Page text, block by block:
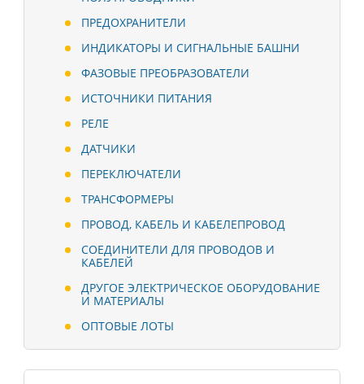
ПРЕДОХРАНИТЕЛИ
ИНДИКАТОРЫ И СИГНАЛЬНЫЕ БАШНИ
ФАЗОВЫЕ ПРЕОБРАЗОВАТЕЛИ
ИСТОЧНИКИ ПИТАНИЯ
РЕЛЕ
ДАТЧИКИ
ПЕРЕКЛЮЧАТЕЛИ
ТРАНСФОРМЕРЫ
ПРОВОД, КАБЕЛЬ И КАБЕЛЕПРОВОД
СОЕДИНИТЕЛИ ДЛЯ ПРОВОДОВ И
КАБЕЛЕЙ
ДРУГОЕ ЭЛЕКТРИЧЕСКОЕ ОБОРУДОВАНИЕ
И МАТЕРИАЛЫ
ОПТОВЫЕ ЛОТЫ